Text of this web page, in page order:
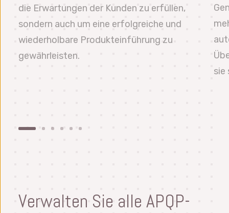
die Erwartungen der Kunden zu erfüllen,
sondern auch um eine erfolgreiche und
wiederholbare Produkteinführung zu
gewährleisten.
sie
Verwalten Sie alle APQP-